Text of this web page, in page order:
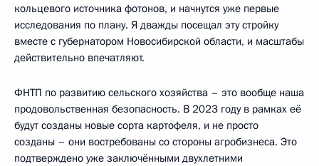
кольцевого источника фотонов, и начнутся уже первые
исследования по плану. Я дважды посещал эту стройку
вместе с губернатором Новосибирской области, и масштабы
действительно впечатляют.
ФНТП по развитию сельского хозяйства – это вообще наша
продовольственная безопасность. В 2023 году в рамках её
будут созданы новые сорта картофеля, и не просто
созданы – они востребованы со стороны агробизнеса. Это
подтверждено уже заключёнными двухлетними